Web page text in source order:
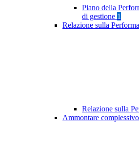
Piano della
di gestione 1
Relazione sulla
Relazione sulla
Ammontare